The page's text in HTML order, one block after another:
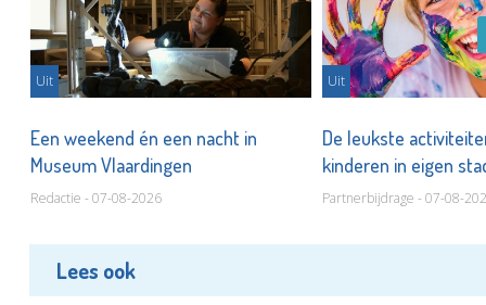
Uit
Een weekend én een nacht in
Museum Vlaardingen
Redactie - 07-08-2026
Uit
De leukste
kinderen in eigen
Partnerbijdrage - 07-08-
Lees ook